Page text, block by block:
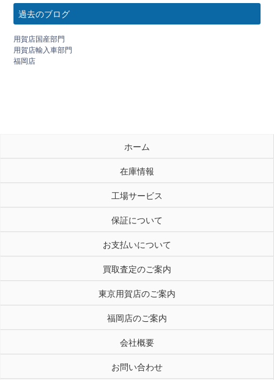
過去のブログ
用賀店国産部門
用賀店輸入車部門
福岡店
ホーム
在庫情報
工場サービス
保証について
お支払いについて
買取査定のご案内
東京用賀店のご案内
福岡店のご案内
会社概要
お問い合わせ